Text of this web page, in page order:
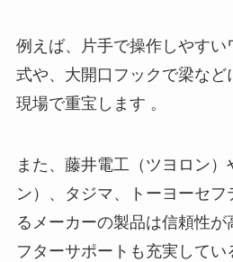
例えば、片手で操作しやすい
式や、大開口フックで梁など
現場で重宝します 。
また、藤井電工（ツヨロン）
ン）、タジマ、トーヨーセ
るメーカーの製品は信頼性
フターサポートも充実してい